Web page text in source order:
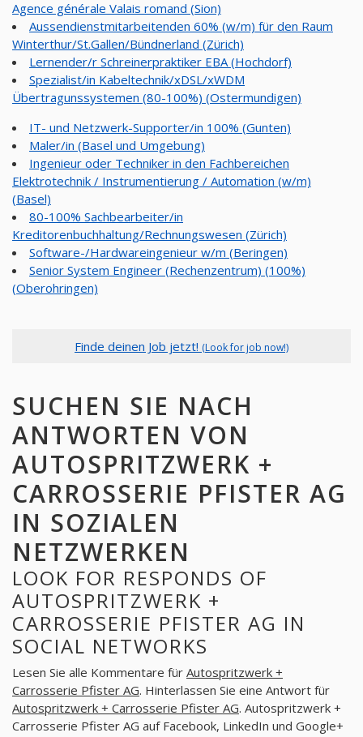
Agence générale Valais romand (Sion)
Aussendienstmitarbeitenden 60% (w/m) für den Raum
Winterthur/St.Gallen/Bündnerland (Zürich)
Lernender/r Schreinerpraktiker EBA (Hochdorf)
Spezialist/in Kabeltechnik/xDSL/xWDM
Übertragunssystemen (80-100%) (Ostermundigen)
IT- und Netzwerk-Supporter/in 100% (Gunten)
Maler/in (Basel und Umgebung)
Ingenieur oder Techniker in den Fachbereichen
Elektrotechnik / Instrumentierung / Automation (w/m)
(Basel)
80-100% Sachbearbeiter/in
Kreditorenbuchhaltung/Rechnungswesen (Zürich)
Software-/Hardwareingenieur w/m (Beringen)
Senior System Engineer (Rechenzentrum) (100%)
(Oberohringen)
Finde deinen Job jetzt! (Look for job now!)
SUCHEN SIE NACH
ANTWORTEN VON
AUTOSPRITZWERK +
CARROSSERIE PFISTER AG
IN SOZIALEN
NETZWERKEN
LOOK FOR RESPONDS OF
AUTOSPRITZWERK +
CARROSSERIE PFISTER AG IN
SOCIAL NETWORKS
Lesen Sie alle Kommentare für Autospritzwerk +
Carrosserie Pfister AG. Hinterlassen Sie eine Antwort für
Autospritzwerk + Carrosserie Pfister AG. Autospritzwerk +
Carrosserie Pfister AG auf Facebook, LinkedIn und Google+